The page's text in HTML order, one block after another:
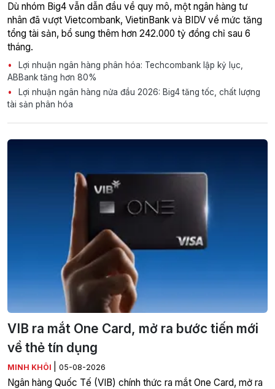
Dù nhóm Big4 vẫn dẫn đầu về quy mô, một ngân hàng tư
nhân đã vượt Vietcombank, VietinBank và BIDV về mức tăng
tổng tài sản, bổ sung thêm hơn 242.000 tỷ đồng chỉ sau 6
tháng.
Lợi nhuận ngân hàng phân hóa: Techcombank lập kỷ lục,
ABBank tăng hơn 80%
Lợi nhuận ngân hàng nửa đầu 2026: Big4 tăng tốc, chất lượng
tài sản phân hóa
VIB ra mắt One Card, mở ra bước tiến mới
về thẻ tín dụng
MINH KHÔI 05-08-2026
Ngân hàng Quốc Tế (VIB) chính thức ra mắt One Card, mở ra